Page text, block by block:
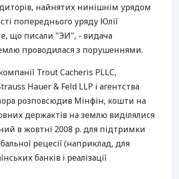
КАРТОК
КЕШБЕКУ
ПУТІВНИКИ ПО
БАНКІВСЬКИХ КАРТКАХ
найнятих нинішнім урядом
попереднього уряду Юлії
що писали "ЭИ", - видача
проводилася з порушеннями.
Trout Cacheris PLLC,
Hauer & Feld LLP і агентства
розповсюдив Мінфін, кошти на
держактів на землю виділялися
в жовтні 2008 р. для підтримки
рецесії (наприклад, для
банків і реалізації